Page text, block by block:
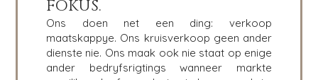
FOKUS.
Ons doen net een ding: verkoop
maatskappye. Ons kruisverkoop geen ander
dienste nie. Ons maak ook nie staat op enige
ander bedryfsrigtings wanneer markte